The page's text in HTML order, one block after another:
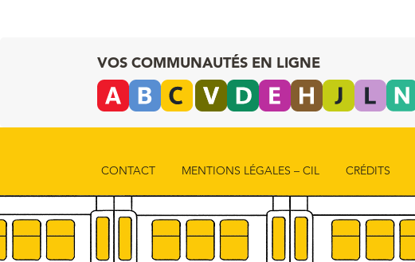
VOS COMMUNAUTÉS EN LIGNE
CONTACT MENTIONS LÉGALES – CIL CRÉDITS